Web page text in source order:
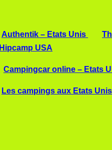
Authentik – Etats Unis
Hipcamp USA
Campingcar online – Etats
Les campings aux Etats Unis